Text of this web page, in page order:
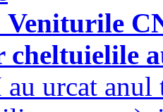
Veniturile
cheltuielile
urcat